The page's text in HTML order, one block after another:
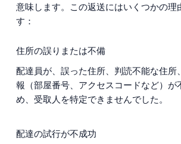
意味します。この返送にはいくつかの理
す：
住所の誤りまたは不備
配達員が、誤った住所、判読不能な住所
報（部屋番号、アクセスコードなど）が
め、受取人を特定できませんでした。
配達の試行が不成功